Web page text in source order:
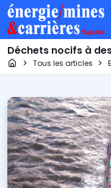
Déchets nocifs à
Page d'accueil
Tous les articles